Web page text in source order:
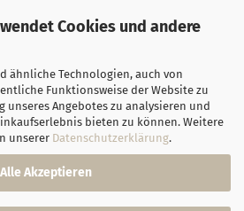
Cookies und andere
ähnliche Technologien, auch von
Funktionsweise der Website zu
unseres Angebotes zu analysieren und
bieten zu können. Weitere
unserer Datenschutzerklärung.
Alle Akzeptieren